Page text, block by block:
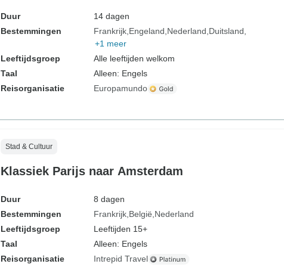
Duur
14 dagen
Bestemmingen
Frankrijk Engeland Nederland Duitsland
+1 meer
Leeftijdsgroep
Alle leeftijden welkom
Taal
Alleen: Engels
Reisorganisatie
Europamundo
Stad & Cultuur
Klassiek Parijs naar Amsterdam
Duur
8 dagen
Bestemmingen
Frankrijk België Nederland
Leeftijdsgroep
Leeftijden 15+
Taal
Alleen: Engels
Reisorganisatie
Intrepid Travel